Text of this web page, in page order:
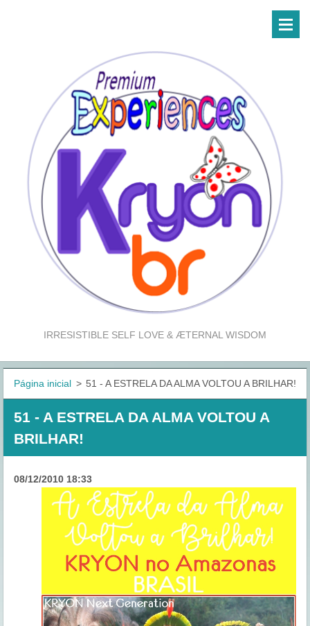
IRRESISTIBLE SELF LOVE & ÆTERNAL WISDOM
Página inicial > 51 - A ESTRELA DA ALMA VOLTOU A BRILHAR!
51 - A ESTRELA DA ALMA VOLTOU A
BRILHAR!
08/12/2010 18:33